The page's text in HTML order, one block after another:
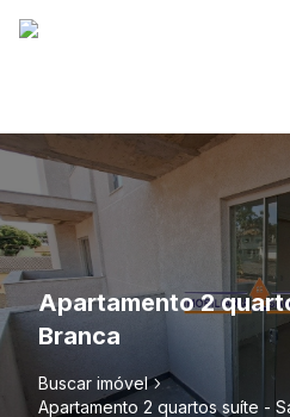
Apartamento 2
Branca
Buscar imóvel
Apartamento 2 quartos suíte -